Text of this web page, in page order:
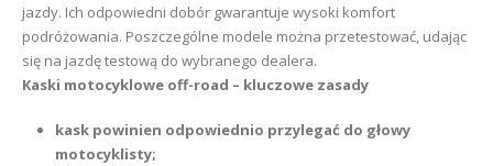
jazdy. Ich odpowiedni dobór gwarantuje wysoki komfort
podróżowania. Poszczególne modele można przetestować, udając
się na jazdę testową do wybranego dealera.
Kaski motocyklowe off-road – kluczowe zasady
kask powinien odpowiednio przylegać do głowy
motocyklisty;